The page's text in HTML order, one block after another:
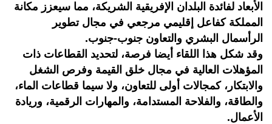
الأبعاد لفائدة البلدان الإفريقية الشريكة، مما سيعزز مكانة
المملكة كفاعل إقليمي مرجعي في مجال تطوير
الرأسمال البشري والتعاون جنوب-جنوب.
وقد شكل هذا اللقاء أيضا فرصة، لتحديد القطاعات ذات
المؤهلات العالية في مجال خلق القيمة وفرص الشغل
والابتكار، كمجالات أولى للتعاون، ولا سيما قطاعات الماء،
والطاقة، والفلاحة المستدامة، والمهارات الرقمية، وريادة
الأعمال.